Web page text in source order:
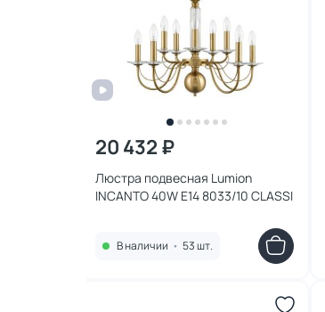
20 432 ₽
Люстра подвесная Lumion
INCANTO 40W E14 8033/10 CLASSI
В наличии • 53 шт.